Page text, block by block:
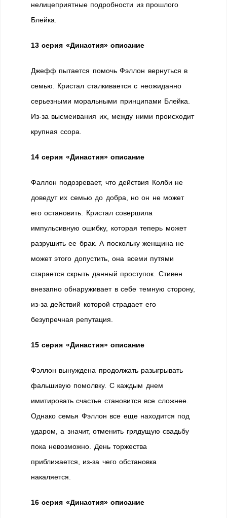
нелицеприятные подробности из прошлого
Блейка.
13 серия «Династия» описание
Джефф пытается помочь Фэллон вернуться в
семью. Кристал сталкивается с неожиданно
серьезными моральными принципами Блейка.
Из-за высмеивания их, между ними происходит
крупная ссора.
14 серия «Династия» описание
Фаллон подозревает, что действия Колби не
доведут их семью до добра, но он не может
его остановить. Кристал совершила
импульсивную ошибку, которая теперь может
разрушить ее брак. А поскольку женщина не
может этого допустить, она всеми путями
старается скрыть данный проступок. Стивен
внезапно обнаруживает в себе темную сторону,
из-за действий которой страдает его
безупречная репутация.
15 серия «Династия» описание
Фэллон вынуждена продолжать разыгрывать
фальшивую помолвку. С каждым днем
имитировать счастье становится все сложнее.
Однако семья Фэллон все еще находится под
ударом, а значит, отменить грядущую свадьбу
пока невозможно. День торжества
приближается, из-за чего обстановка
накаляется.
16 серия «Династия» описание